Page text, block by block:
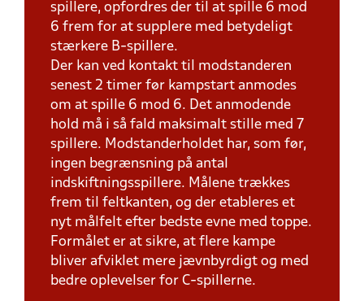
spillere, opfordres der til at spille 6 mod
6 frem for at supplere med betydeligt
stærkere B-spillere.
Der kan ved kontakt til modstanderen
senest 2 timer før kampstart anmodes
om at spille 6 mod 6. Det anmodende
hold må i så fald maksimalt stille med 7
spillere. Modstanderholdet har, som før,
ingen begrænsning på antal
indskiftningsspillere. Målene trækkes
frem til feltkanten, og der etableres et
nyt målfelt efter bedste evne med toppe.
Formålet er at sikre, at flere kampe
bliver afviklet mere jævnbyrdigt og med
bedre oplevelser for C-spillerne.